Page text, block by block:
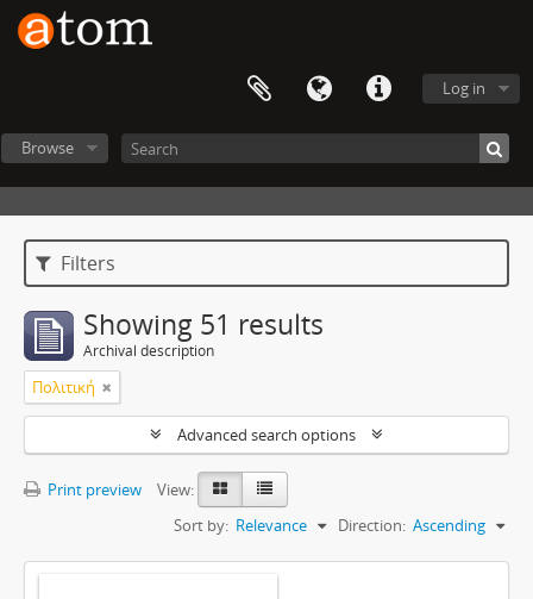
Log in
Browse
Filters
Showing 51 results
Archival description
Πολιτική
Advanced search options
Print preview
View:
Sort by: Relevance Direction: Ascending